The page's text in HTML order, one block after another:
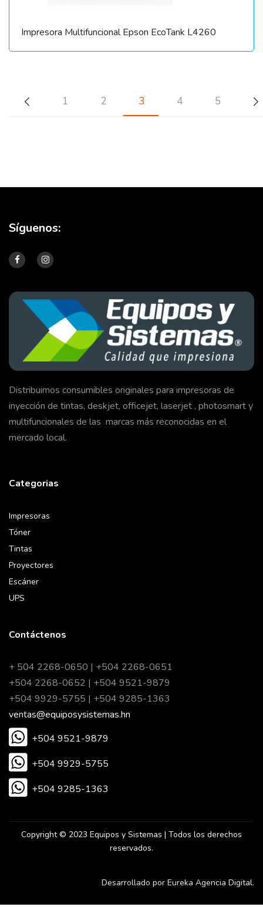
Impresora Multifuncional Epson EcoTank L4260
1 2 3 4 5
Distribuimos consumibles originales para impresoras de
inyección de tintas, deskjet, officejet, laserjet , photosmart y
multifuncionales de las marcas más reconocidas en el
mercado local.
Categorias
Impresoras
Tóner
Tintas
Proyectores
Escáner
UPS
Contáctenos
+ 504 2268-0650 | +504 2268-0651
+504 2268-0652 | +504 9521-9879
+504 9929-5755 | +504 9285-1363
ventas@equiposysistemas.hn
+504 9521-9879
+504 9929-5755
+504 9285-1363
Síguenos:
Copyright © 2023 Equipos y Sistemas | Todos los derechos
reservados.
Desarrollado por Eureka Agencia Digital.